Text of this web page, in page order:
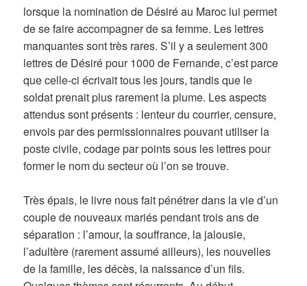
lorsque la nomination de Désiré au Maroc lui permet
de se faire accompagner de sa femme. Les lettres
manquantes sont très rares. S’il y a seulement 300
lettres de Désiré pour 1000 de Fernande, c’est parce
que celle-ci écrivait tous les jours, tandis que le
soldat prenait plus rarement la plume. Les aspects
attendus sont présents : lenteur du courrier, censure,
envois par des permissionnaires pouvant utiliser la
poste civile, codage par points sous les lettres pour
former le nom du secteur où l’on se trouve.
Très épais, le livre nous fait pénétrer dans la vie d’un
couple de nouveaux mariés pendant trois ans de
séparation : l’amour, la souffrance, la jalousie,
l’adultère (rarement assumé ailleurs), les nouvelles
de la famille, les décès, la naissance d’un fils.